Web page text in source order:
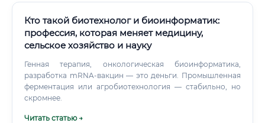
Кто такой биотехнолог и биоинформатик:
профессия, которая меняет медицину,
сельское хозяйство и науку
Генная терапия, онкологическая биоинформатика,
разработка mRNA-вакцин — это деньги. Промышленная
ферментация или агробиотехнология — стабильно, но
скромнее.
Читать статью →